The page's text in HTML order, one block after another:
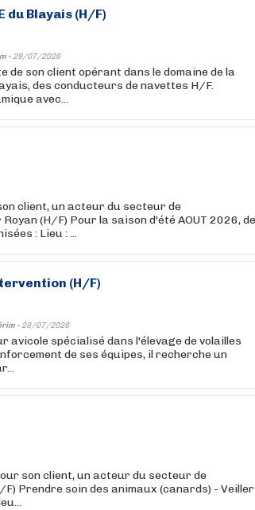
du Blayais (H/F)
- 29/07/2026
de son client opérant dans le domaine de la
des conducteurs de navettes H/F.
avec...
client, un acteur du secteur de
(H/F) Pour la saison d'été AOUT 2026,
: Lieu : ...
(H/F)
- 28/07/2026
spécialisé dans l'élevage de volailles
de ses équipes, il recherche un
son client, un acteur du secteur de
Prendre soin des animaux (canards) -